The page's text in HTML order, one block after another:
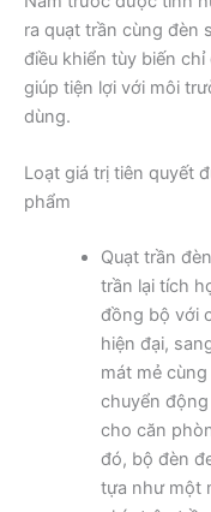
ra quạt trần cùng đèn
điều khiển tùy biến
giúp tiện lợi với môi
dùng.
Loạt giá trị tiên quyết
phẩm
Quạt trần
trần lại tích
đồng bộ với
hiện đại,
mát mẻ
chuyển
cho căn
đó, bộ đèn
tựa như một